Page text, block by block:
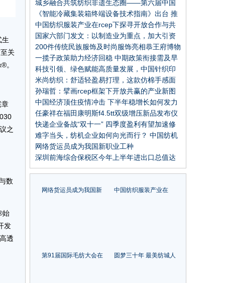
生
关
。
章
之
数
始
发
透
城乡融合共筑纺织非遗生态圈——第六届中国
纺织非遗大会即将召开
《智能冷藏集装箱终端设备技术指南》出台 推
动冷藏集装箱全流程智能化管理
中国纺织服装产业在rcep下探寻开放合作与共
赢！
国家六部门发文：以制造业为重点，加大引资
力度
200件传统民族服饰及时尚服饰亮相恭王府博物
馆，中华民族服饰艺术展览隆重开幕
一揽子政策助力经济回稳 中期政策衔接需及早
谋划
科技引领、绿色赋能高质量发展，中国针织印
染高峰论坛在常州举行
米尚纺织：舒适轻盈易打理，这款仿棉手感面
料你不能错过！
孙瑞哲：擘画rcep框架下开放共赢的产业新图
景
中国经济顶住疫情冲击 下半年稳增长如何发力
任豪祥在福田康明斯f4.5tt双级增压新品发布仪
式上的讲话
快递企业备战“双十一” 四季度盈利有望加速修
复
难字当头，纺机企业如何向光而行？ 中国纺机
协会理事会给出方向
网络货运员成为我国新职业工种
深圳前海综合保税区今年上半年进出口总值达
962.5亿元
网络货运员成为我国新
中国纺织服装产业在
第91届国际毛纺大会在
圆梦三十年 最美纺城人